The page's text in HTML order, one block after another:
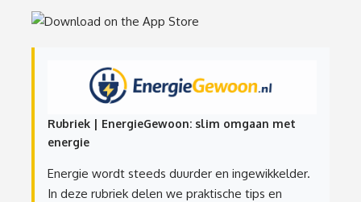
Rubriek | EnergieGewoon: slim omgaan met
energie
Energie wordt steeds duurder en ingewikkelder.
In deze rubriek delen we praktische tips en